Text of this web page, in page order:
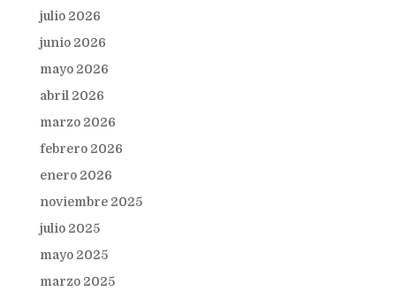
julio 2026
junio 2026
mayo 2026
abril 2026
marzo 2026
febrero 2026
enero 2026
noviembre 2025
julio 2025
mayo 2025
marzo 2025